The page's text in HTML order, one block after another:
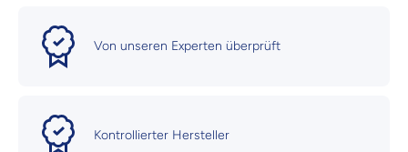
Von unseren Experten überprüft
Kontrollierter Hersteller